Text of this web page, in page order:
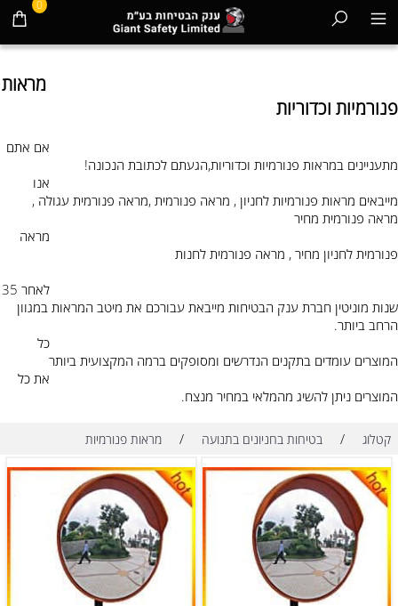
0
מראות
פנורמיות וכדוריות
אם אתם
מתעניינים במראות פנורמיות וכדוריות,הגעתם לכתובת הנכונה!
אנו
מייבאים מראות פנורמיות לחניון , מראה פנורמית ,מראה פנורמית עגולה ,
מראה פנורמית מחיר
מראה
פנורמית לחניון מחיר , מראה פנורמית לחנות
לאחר 35
שנות מוניטין חברת ענק הבטיחות מייבאת עבורכם את מיטב המראות במגוון
הרחב ביותר.
כל
המוצרים עומדים בתקנים הנדרשים ומסופקים ברמה המקצועית ביותר
את כל
המוצרים ניתן להשיג מהמלאי במחיר מנצח.
קטלוג / בטיחות בחניונים בתנועה / מראות פנורמיות